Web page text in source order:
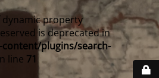
dynamic property
is deprecated in
plugins/search-
line 71